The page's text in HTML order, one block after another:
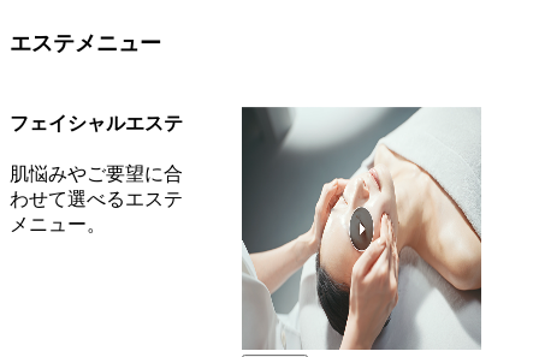
エステメニュー
フェイシャルエステ
肌悩みやご要望に合
わせて選べるエステ
メニュー。